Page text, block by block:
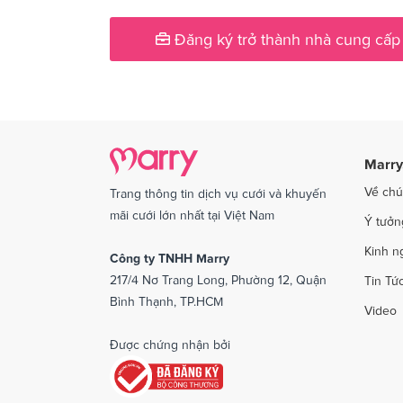
Dịch vụ cưới tại Quảng Ngãi Dịch
Dịch vụ cưới tại Vĩnh Phúc Dịch
Dịch vụ cưới tại Bắc Kạn
Đăng ký trở thành nhà cung cấp
Trang thông tin dịch vụ cưới và khuyến
mãi cưới lớn nhất tại Việt Nam
Công ty TNHH Marry
217/4 Nơ Trang Long, Phường 12, Quận
Bình Thạnh, TP.HCM
Được chứng nhận bởi
Về
Ý
Kinh
Tin
Video